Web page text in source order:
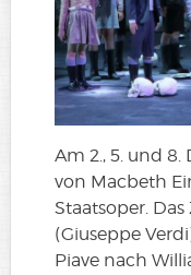
Am 2., 5. und
von Macbeth
Staatsoper.
(Giuseppe
Piave nach